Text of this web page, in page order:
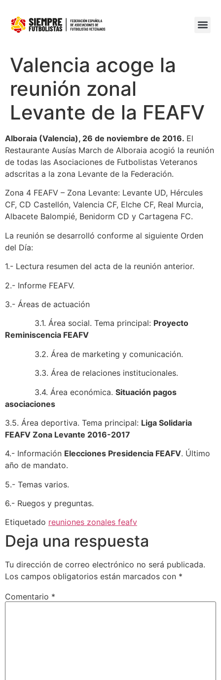
Valencia acoge la
reunión zonal
Levante de la FEAFV
Alboraia (Valencia), 26 de noviembre de 2016. El
Restaurante Ausías March de Alboraia acogió la reunión
de todas las Asociaciones de Futbolistas Veteranos
adscritas a la zona Levante de la Federación.
Zona 4 FEAFV – Zona Levante: Levante UD, Hércules
CF, CD Castellón, Valencia CF, Elche CF, Real Murcia,
Albacete Balompié, Benidorm CD y Cartagena FC.
La reunión se desarrolló conforme al siguiente Orden
del Día:
1.- Lectura resumen del acta de la reunión anterior.
2.- Informe FEAFV.
3.- Áreas de actuación
3.1. Área social. Tema principal: Proyecto
Reminiscencia FEAFV
3.2. Área de marketing y comunicación.
3.3. Área de relaciones institucionales.
3.4. Área económica. Situación pagos
asociaciones
3.5. Área deportiva. Tema principal: Liga Solidaria
FEAFV Zona Levante 2016-2017
4.- Información Elecciones Presidencia FEAFV. Último
año de mandato.
5.- Temas varios.
6.- Ruegos y preguntas.
Etiquetado reuniones zonales feafv
Deja una respuesta
Tu dirección de correo electrónico no será publicada.
Los campos obligatorios están marcados con *
Comentario *